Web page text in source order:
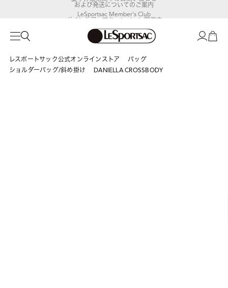
LeSportsac Member's Club
ポイントアップキャンペーン開催中
レスポートサック公式オンラインストア
バッグ
ショルダーバッグ/斜め掛け
DANIELLA CROSSBODY